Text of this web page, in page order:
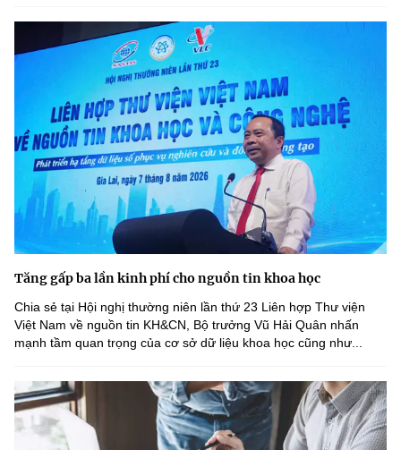
Tăng gấp ba lần kinh phí cho nguồn tin khoa học
Chia sẻ tại Hội nghị thường niên lần thứ 23 Liên hợp Thư viện
Việt Nam về nguồn tin KH&CN, Bộ trưởng Vũ Hải Quân nhấn
mạnh tầm quan trọng của cơ sở dữ liệu khoa học cũng như...